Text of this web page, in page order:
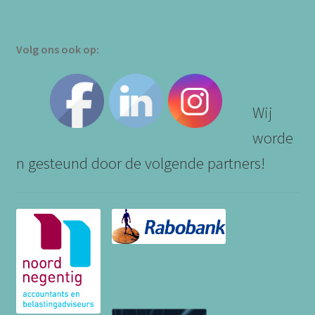
Volg ons ook op:
Wij
worde
n gesteund door de volgende partners!